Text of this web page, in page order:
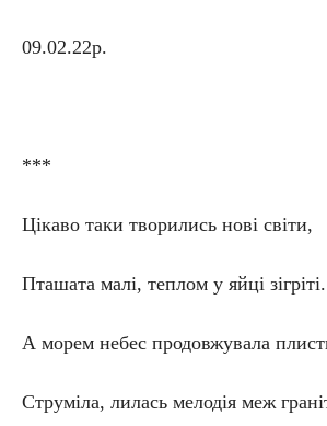
09.02.22р.
***
Цікаво таки творились нові світи,
Пташата малі, теплом у яйці зігріті.
А морем небес продовжувала
Струміла, лилась мелодія меж